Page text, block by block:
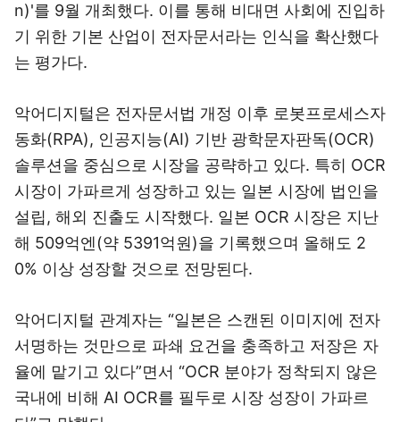
n)'를 9월 개최했다. 이를 통해 비대면 사회에 진입하
기 위한 기본 산업이 전자문서라는 인식을 확산했다
는 평가다.
악어디지털은 전자문서법 개정 이후 로봇프로세스자
동화(RPA), 인공지능(AI) 기반 광학문자판독(OCR)
솔루션을 중심으로 시장을 공략하고 있다. 특히 OCR
시장이 가파르게 성장하고 있는 일본 시장에 법인을
설립, 해외 진출도 시작했다. 일본 OCR 시장은 지난
해 509억엔(약 5391억원)을 기록했으며 올해도 2
0% 이상 성장할 것으로 전망된다.
악어디지털 관계자는 “일본은 스캔된 이미지에 전자
서명하는 것만으로 파쇄 요건을 충족하고 저장은 자
율에 맡기고 있다”면서 “OCR 분야가 정착되지 않은
국내에 비해 AI OCR를 필두로 시장 성장이 가파르